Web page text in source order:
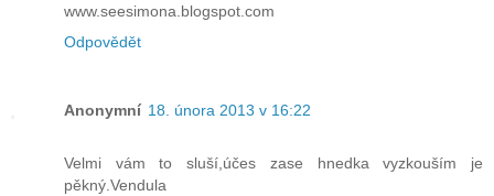
www.seesimona.blogspot.com
Odpovědět
Anonymní 18. února 2013 v 16:22
Velmi vám to sluší,účes zase hnedka vyzkouším je
pěkný.Vendula